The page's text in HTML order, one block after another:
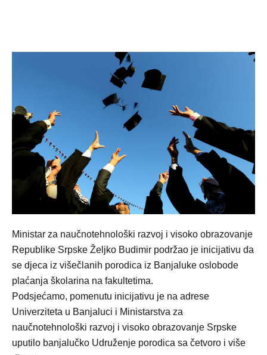
Ministar za naučnotehnološki razvoj i visoko obrazovanje
Republike Srpske Željko Budimir podržao je inicijativu da
se djeca iz višečlanih porodica iz Banjaluke oslobode
plaćanja školarina na fakultetima.
Podsjećamo, pomenutu inicijativu je na adrese
Univerziteta u Banjaluci i Ministarstva za
naučnotehnološki razvoj i visoko obrazovanje Srpske
uputilo banjalučko Udruženje porodica sa četvoro i više